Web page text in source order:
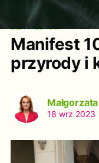
Manifest
przyrody i
18 wrz 2023